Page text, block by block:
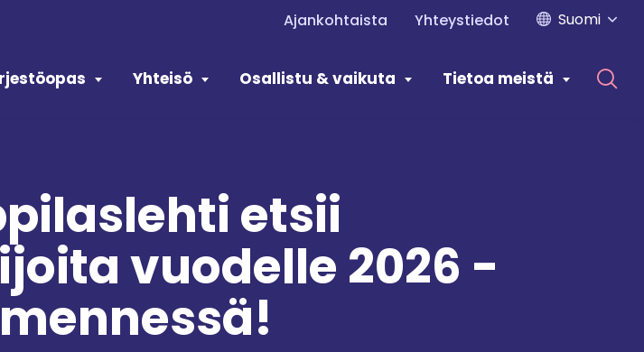
Ajankohtaista Yhteystiedot Suomi
Yhteisö Osallistu & vaikuta Tietoa meistä
etsii
vuodelle 2026 -